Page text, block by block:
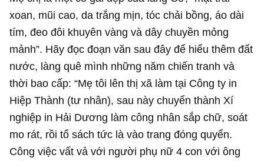
xoan, mũi cao, da trắng mịn, tóc chải bồng, áo dài
tím, đeo đôi khuyên vàng và dây chuyền mỏng
mảnh”. Hãy đọc đoạn văn sau đây để hiểu thêm đất
nước, làng quê mình những năm chiến tranh và
thời bao cấp: “Mẹ tôi lên thị xã làm tại Công ty in
Hiệp Thành (tư nhân), sau này chuyển thành Xí
nghiệp in Hải Dương làm công nhân sắp chữ, soát
mo rát, rồi tổ sách tức là vào trang đóng quyển.
Công việc vất vả với người phụ nữ 4 con với ông